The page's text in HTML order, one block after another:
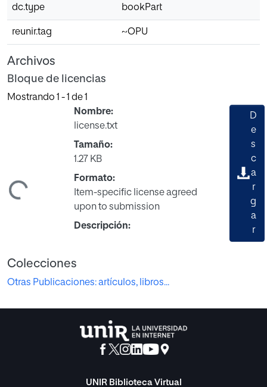
dc.type bookPart
reunir.tag ~OPU
Archivos
Bloque de licencias
Mostrando 1 - 1 de 1
Nombre:
license.txt
Tamaño:
1.27 KB
Formato:
Item-specific license agreed
upon to submission
Descripción:
D
e
s
c
a
r
g
a
r
Colecciones
Otras Publicaciones: artículos, libros...
UNIR Biblioteca Virtual